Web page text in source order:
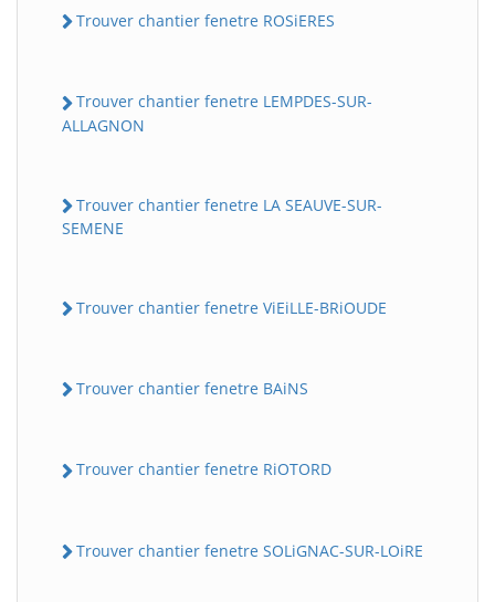
Trouver chantier fenetre ROSiERES
Trouver chantier fenetre LEMPDES-SUR-
ALLAGNON
Trouver chantier fenetre LA SEAUVE-SUR-
SEMENE
Trouver chantier fenetre ViEiLLE-BRiOUDE
Trouver chantier fenetre BAiNS
Trouver chantier fenetre RiOTORD
Trouver chantier fenetre SOLiGNAC-SUR-LOiRE